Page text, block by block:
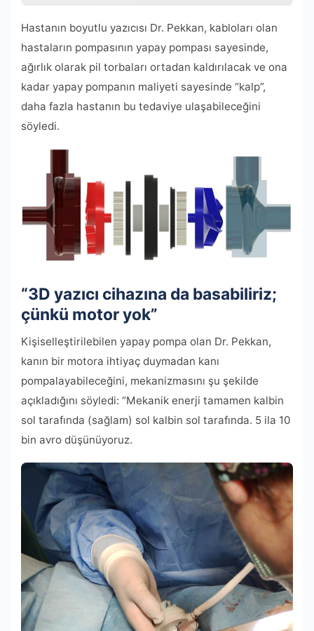
Hastanın boyutlu yazıcısı Dr. Pekkan, kabloları olan
hastaların pompasının yapay pompası sayesinde,
ağırlık olarak pil torbaları ortadan kaldırılacak ve ona
kadar yapay pompanın maliyeti sayesinde “kalp”,
daha fazla hastanın bu tedaviye ulaşabileceğini
söyledi.
“3D yazıcı cihazına da basabiliriz;
çünkü motor yok”
Kişiselleştirilebilen yapay pompa olan Dr. Pekkan,
kanın bir motora ihtiyaç duymadan kanı
pompalayabileceğini, mekanizmasını şu şekilde
açıkladığını söyledi: “Mekanik enerji tamamen kalbin
sol tarafında (sağlam) sol kalbin sol tarafında. 5 ila 10
bin avro düşünüyoruz.